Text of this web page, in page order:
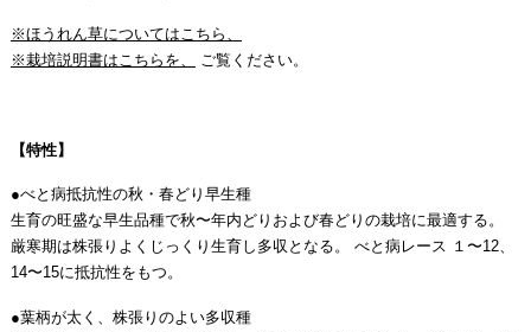
※ほうれん草についてはこちら、
※栽培説明書はこちらを、
ご覧ください。
【特性】
●べと病抵抗性の秋・春どり早生種
生育の旺盛な早生品種で秋〜年内どりおよび春どりの栽培に最適する。
厳寒期は株張りよくじっくり生育し多収となる。 べと病レース １〜12、
14〜15に抵抗性をもつ。
●葉柄が太く、株張りのよい多収種